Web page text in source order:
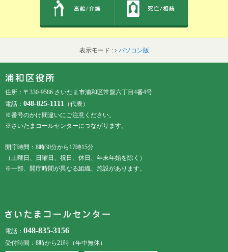
表示モード : パソコン版
住所：〒330-9586 さいたま市浦和区常盤六丁目4番4号
電話： 048-825-1111 （代表）
※番号のかけ間違いにご注意ください。
※さいたまコールセンターにつながります。
開庁時間：8時30分から17時15分
（土曜日、日曜日、祝日、休日、年末年始を除く）
※一部、開庁時間が異なる組織、施設があります。
電話： 048-835-3156
受付時間：8時から21時（年中無休）